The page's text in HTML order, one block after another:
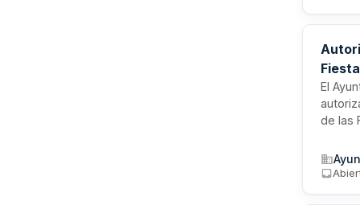
El
de las